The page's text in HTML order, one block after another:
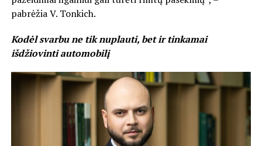
pabrėžia V. Tonkich.
Kodėl svarbu ne tik nuplauti, bet ir tinkamai
išdžiovinti automobilį